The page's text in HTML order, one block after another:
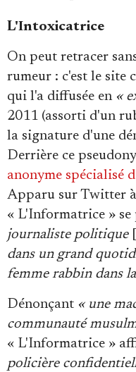
L'Intoxicatrice
On peut retracer
rumeur : c'est le site
qui l'a diffusée en «
2011 (assorti d'un
la signature d'une
Derrière ce
anonyme spécialisé
Apparu sur Twitter
« L'Informatrice » se
journaliste politique
dans un grand
femme rabbin dans
Dénonçant « une
communauté
« L'Informatrice »
policière